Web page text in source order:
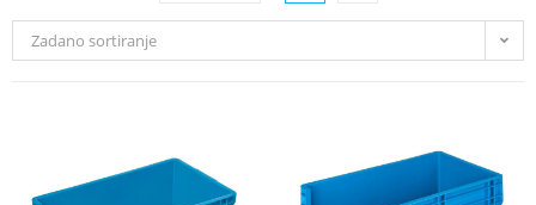
Zadano sortiranje